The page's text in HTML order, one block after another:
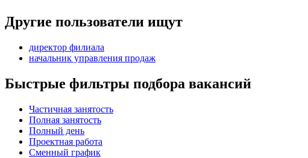
Другие пользователи ищут
директор филиала
начальник управления продаж
Быстрые фильтры подбора вакансий
Частичная занятость
Полная занятость
Полный день
Проектная работа
Сменный график